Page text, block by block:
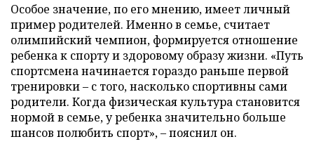
Особое значение, по его мнению, имеет личный
пример родителей. Именно в семье, считает
олимпийский чемпион, формируется отношение
ребенка к спорту и здоровому образу жизни. «Путь
спортсмена начинается гораздо раньше первой
тренировки – с того, насколько спортивны сами
родители. Когда физическая культура становится
нормой в семье, у ребенка значительно больше
шансов полюбить спорт», – пояснил он.